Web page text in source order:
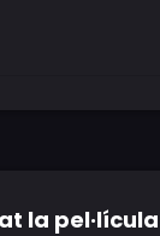
la pel·lícula